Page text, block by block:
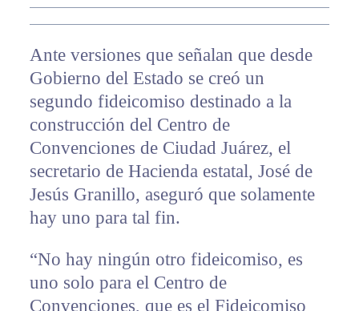
Ante versiones que señalan que desde
Gobierno del Estado se creó un
segundo fideicomiso destinado a la
construcción del Centro de
Convenciones de Ciudad Juárez, el
secretario de Hacienda estatal, José de
Jesús Granillo, aseguró que solamente
hay uno para tal fin.
“No hay ningún otro fideicomiso, es
uno solo para el Centro de
Convenciones, que es el Fideicomiso